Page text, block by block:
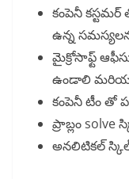
కంపెనీ
ఉన్న
మైక్రోసాఫ్ట్
ఉండాలి
కంపెనీ టీం తో
ప్రాబ్లం
అనలిటికల్